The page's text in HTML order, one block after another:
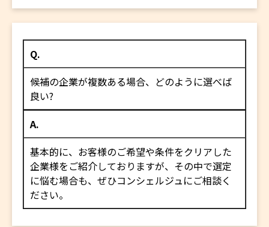
Q.
候補の企業が複数ある場合、どのように選べば
良い?
A.
基本的に、お客様のご希望や条件をクリアした
企業様をご紹介しておりますが、その中で選定
に悩む場合も、ぜひコンシェルジュにご相談く
ださい。